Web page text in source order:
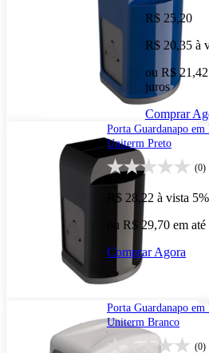
R$ 25,20
R$ 20,35 à
ou R$
juros
Comprar
Porta Guardanapo
Uniterm Preto
(0)
R$ 28,22 à vista
ou R$ 29,70 em
Comprar Agora
Porta Guardanapo
Uniterm Branco
(0)